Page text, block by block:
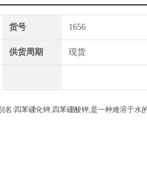
货号 1656
供货周期 现货
名:四苯硼化钾,四苯硼酸钾,是一种难溶于水